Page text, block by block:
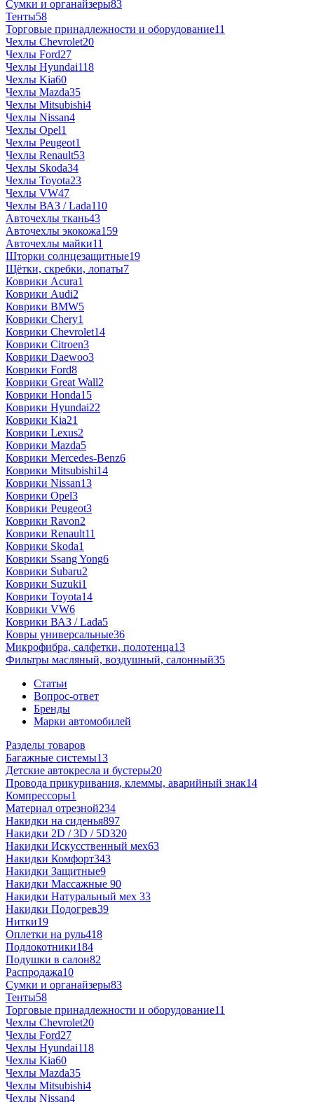
Сумки и органайзеры83
Тенты58
Торговые принадлежности и оборудование11
Чехлы Chevrolet20
Чехлы Ford27
Чехлы Hyundai118
Чехлы Kia60
Чехлы Mazda35
Чехлы Mitsubishi4
Чехлы Nissan4
Чехлы Opel1
Чехлы Peugeot1
Чехлы Renault53
Чехлы Skoda34
Чехлы Toyota23
Чехлы VW47
Чехлы ВАЗ / Lada110
Авточехлы ткань43
Авточехлы экокожа159
Авточехлы майки11
Шторки солнцезащитные19
Щётки, скребки, лопаты7
Коврики Acura1
Коврики Audi2
Коврики BMW5
Коврики Chery1
Коврики Chevrolet14
Коврики Citroen3
Коврики Daewoo3
Коврики Ford8
Коврики Great Wall2
Коврики Honda15
Коврики Hyundai22
Коврики Kia21
Коврики Lexus2
Коврики Mazda5
Коврики Mercedes-Benz6
Коврики Mitsubishi14
Коврики Nissan13
Коврики Opel3
Коврики Peugeot3
Коврики Ravon2
Коврики Renault11
Коврики Skoda1
Коврики Ssang Yong6
Коврики Subaru2
Коврики Suzuki1
Коврики Toyota14
Коврики VW6
Коврики ВАЗ / Lada5
Ковры универсальные36
Микрофибра, салфетки, полотенца13
Фильтры масляный, воздушный, салонный35
Статьи
Вопрос-ответ
Бренды
Марки автомобилей
Разделы товаров
Багажные системы13
Детские автокресла и бустеры20
Провода прикуривания, клеммы, аварийный знак14
Компрессоры1
Материал отрезной234
Накидки на сиденья897
Накидки 2D / 3D / 5D320
Накидки Искусственный мех63
Накидки Комфорт343
Накидки Защитные9
Накидки Массажные 90
Накидки Натуральный мех 33
Накидки Подогрев39
Нитки19
Оплетки на руль418
Подлокотники184
Подушки в салон82
Распродажа10
Сумки и органайзеры83
Тенты58
Торговые принадлежности и оборудование11
Чехлы Chevrolet20
Чехлы Ford27
Чехлы Hyundai118
Чехлы Kia60
Чехлы Mazda35
Чехлы Mitsubishi4
Чехлы Nissan4